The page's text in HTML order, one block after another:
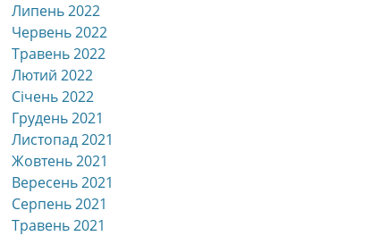
Липень 2022
Червень 2022
Травень 2022
Лютий 2022
Січень 2022
Грудень 2021
Листопад 2021
Жовтень 2021
Вересень 2021
Серпень 2021
Травень 2021